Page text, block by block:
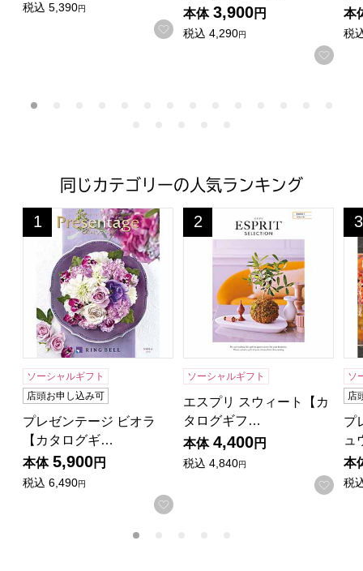
税込 5,390円
お気に入りに登録する
本体 3,900円
税込 4,290円
お気
本
税
同じカテゴリーの人気ランキング
プレゼンテージ ビオラ【カタログギフト】【贈りものカ
1
位
ソーシャルギフト
店頭お申し込み可
プレゼンテージ ビオラ
【カタログギ…
本体 5,900円
税込 6,490円
お気に入りに登録する
エスプリ スウィート【カタ
2
位
ソーシャルギフト
エスプリ スウィート【カ
タログギフ…
本体 4,400円
税込 4,840円
お気
3
位
ソ
店
プ
ュ
本
税